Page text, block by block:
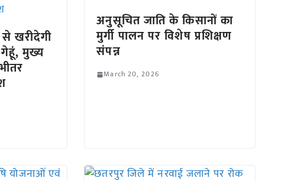
खरीदेगी
गेहूं, मुख्य
अनुसूचित जाति के किसानों का
मुर्गी पालन पर विशेष प्रशिक्षण
संपन्न
March 20, 2026